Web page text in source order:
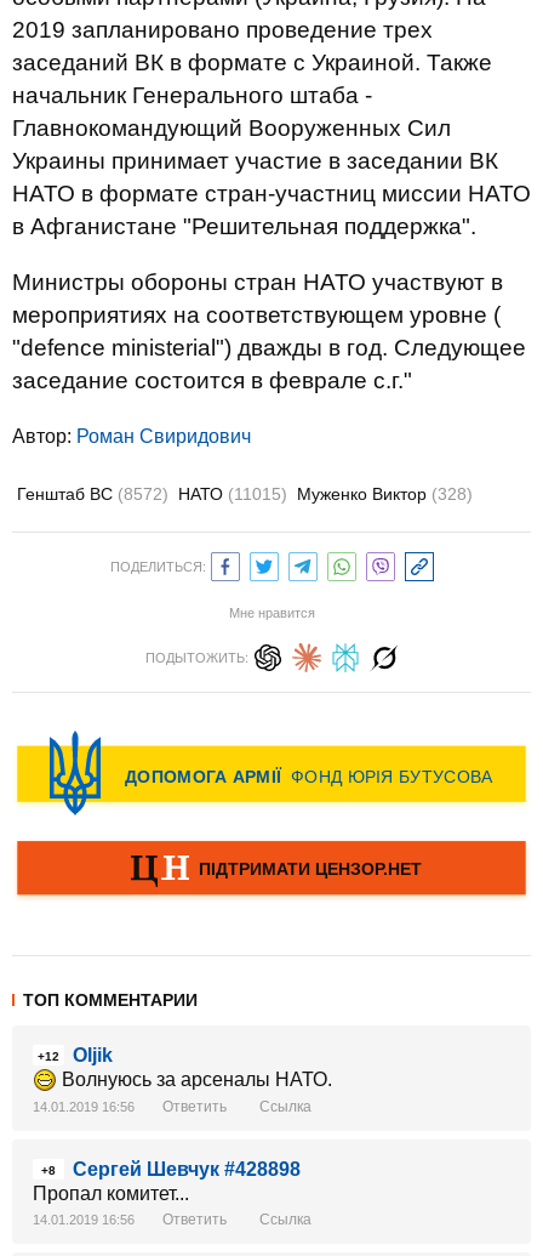
2019 запланировано проведение трех
заседаний ВК в формате с Украиной. Также
начальник Генерального штаба -
Главнокомандующий Вооруженных Сил
Украины принимает участие в заседании ВК
НАТО в формате стран-участниц миссии НАТО
в Афганистане "Решительная поддержка".
Министры обороны стран НАТО участвуют в
мероприятиях на соответствующем уровне (
"defence ministerial") дважды в год. Следующее
заседание состоится в феврале с.г."
Автор: Роман Свиридович
Генштаб ВС (8572) НАТО (11015) Муженко Виктор (328)
ПОДЕЛИТЬСЯ:
Мне нравится
ПОДЫТОЖИТЬ:
ТОП КОММЕНТАРИИ
+12
Oljik
Волнуюсь за арсеналы НАТО.
14.01.2019 16:56 Ответить Ссылка
+8
Сергей Шевчук #428898
Пропал комитет...
14.01.2019 16:56 Ответить Ссылка